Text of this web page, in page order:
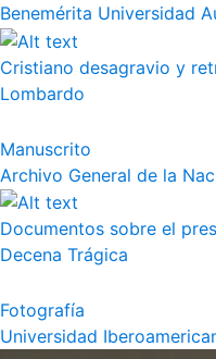
Benemérita Universidad
Cristiano desagravio y
Lombardo
Manuscrito
Archivo General de la
Documentos sobre el
Decena Trágica
Fotografía
Universidad